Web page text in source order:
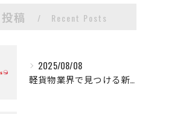
稿 Recent Posts
2025/08/08
軽貨物業界で見つける新たなキャリアの可能性